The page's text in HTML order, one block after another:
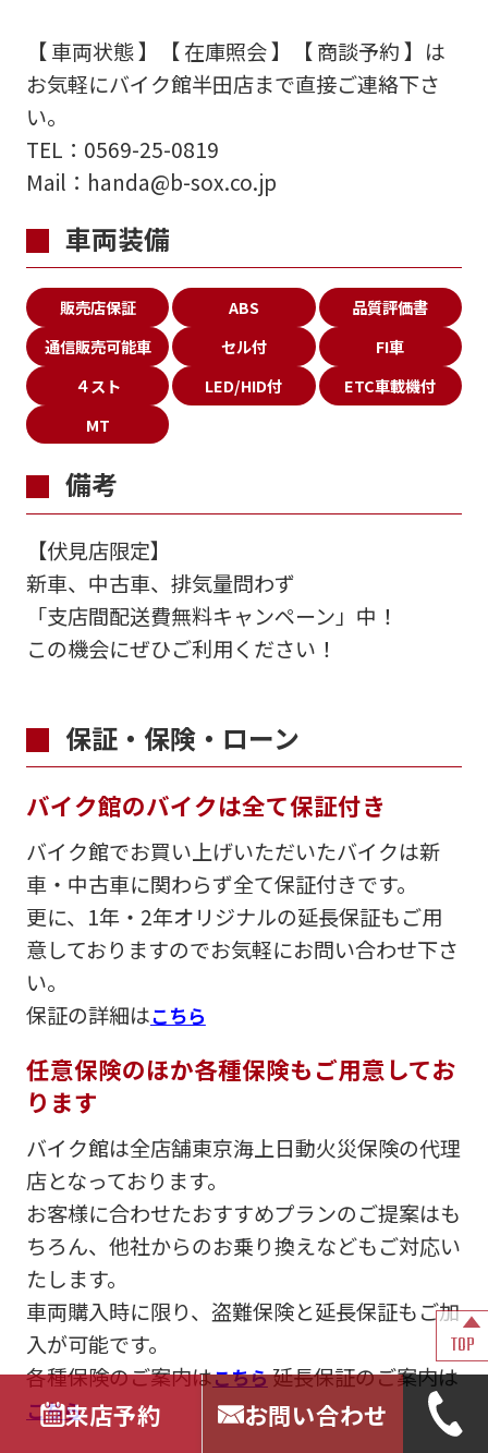
【 車両状態 】【 在庫照会 】【 商談予約 】は
お気軽にバイク館半田店まで直接ご連絡下さ
い。
TEL：0569-25-0819
Mail：handa@b-sox.co.jp
車両装備
販売店保証 ABS
品質評価書
通信販売可能車
セル付
FI車
４スト
LED/HID付
ETC車載機付
MT
備考
【伏見店限定】
新車、中古車、排気量問わず
「支店間配送費無料キャンペーン」中！
この機会にぜひご利用ください！
保証・保険・ローン
バイク館のバイクは全て保証付き
バイク館でお買い上げいただいたバイクは新
車・中古車に関わらず全て保証付きです。
更に、1年・2年オリジナルの延長保証もご用
意しておりますのでお気軽にお問い合わせ下さ
い。
保証の詳細はこちら
任意保険のほか各種保険もご用意してお
ります
バイク館は全店舗東京海上日動火災保険の代理
店となっております。
お客様に合わせたおすすめプランのご提案はも
ちろん、他社からのお乗り換えなどもご対応い
たします。
車両購入時に限り、盗難保険と延長保証もご加
入が可能です。
各種保険のご案内はこちら延長保証のご案内は
こちら来店予約 お問い合わせ
TOP